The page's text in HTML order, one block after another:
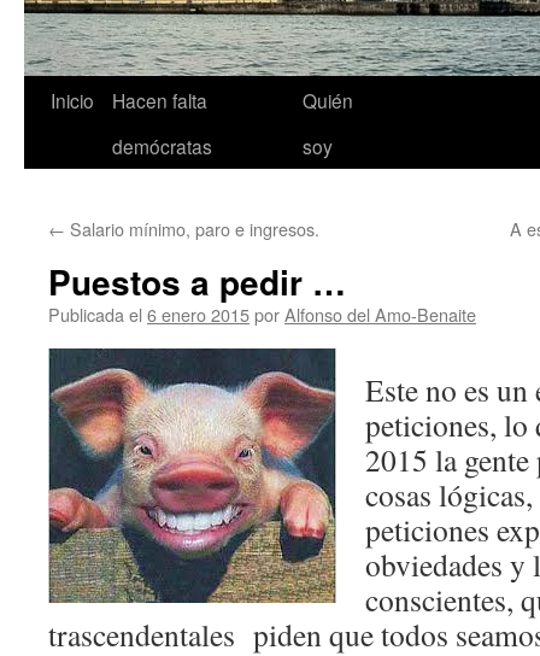
Saltar
Inicio
Hacen falta
demócratas
Quién
soy
← Salario mínimo, paro e ingresos. A
Puestos a pedir …
Publicada el 6 enero 2015porAlfonso del Amo-Benaite
Este no es
peticiones, lo
2015 la
cosas
peticiones
obviedades y
conscientes,
trascendentales piden que todos